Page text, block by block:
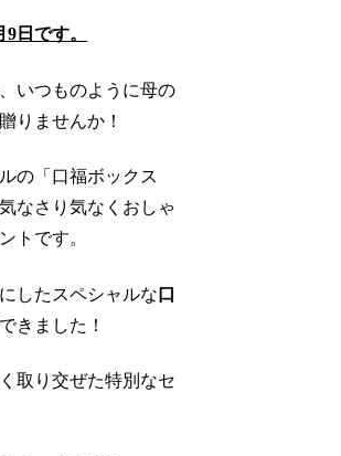
日です。
いつものように母の
りませんか！
の「口福ボックス
なさり気なくおしゃ
トです。
したスペシャルな 口
きました！
取り交ぜた特別なセ